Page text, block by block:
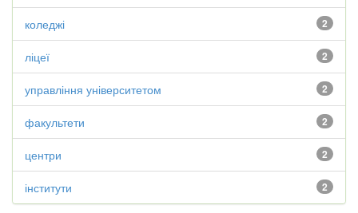
2
коледжі
2
ліцеї
2
управління університетом
2
факультети
2
центри
2
інститути